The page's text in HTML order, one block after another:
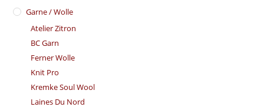
Garne / Wolle
Atelier Zitron
BC Garn
Ferner Wolle
Knit Pro
Kremke Soul Wool
Laines Du Nord